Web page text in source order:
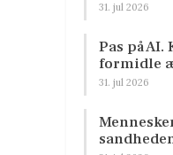
31. jul 2026
Pas på
formidle
31. jul 2026